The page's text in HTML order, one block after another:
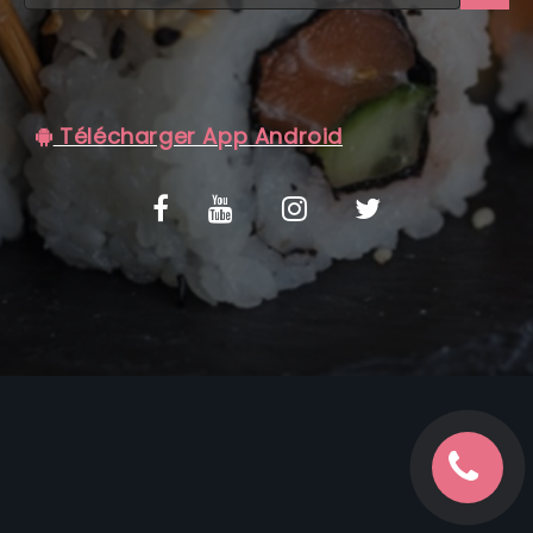
C.G.V
Télécharger App Android